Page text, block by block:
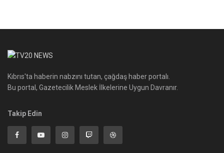
Kıbrıs'ta haberin nabzını tutan, çağdaş haber portalı.
Bu portal, Gazetecilik Meslek İlkelerine Uygun Davranır.
Takip Edin